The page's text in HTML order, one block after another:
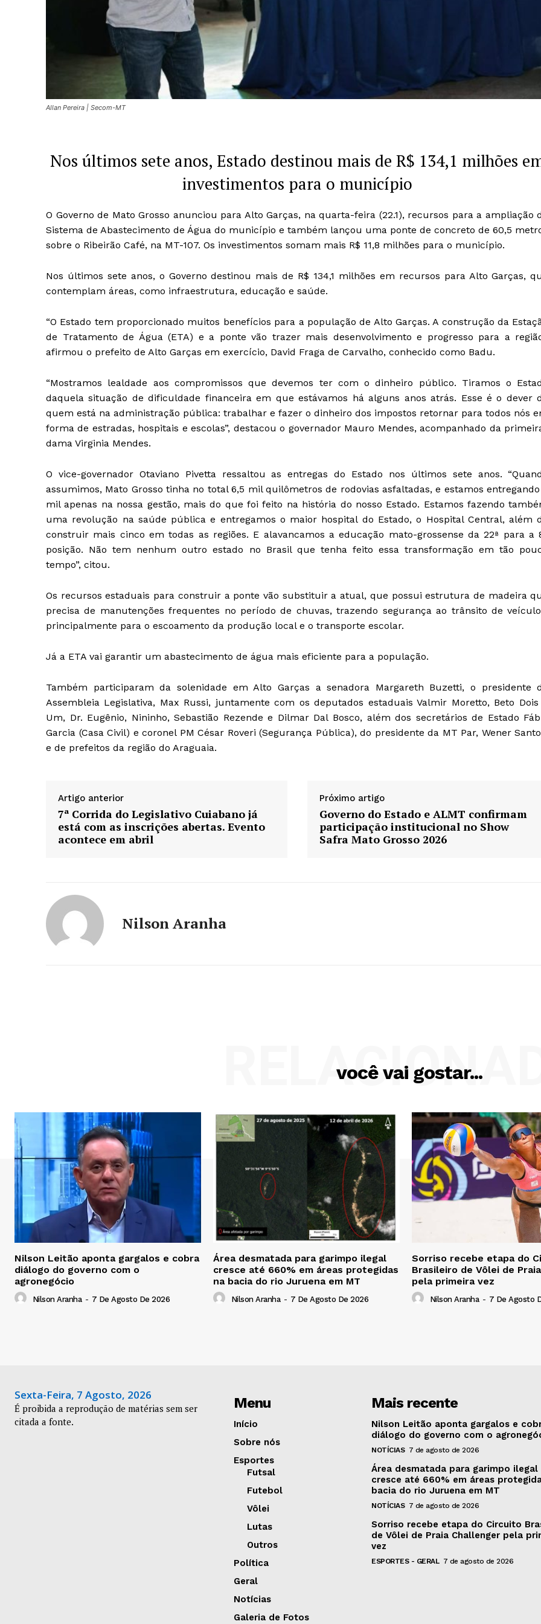
Allan Pereira | Secom-MT
Nos últimos sete anos, Estado destinou mais de R$ 134,1 milhões
investimentos para o município
O Governo de Mato Grosso anunciou para Alto Garças, na quarta-feira (22.1), recursos para a ampliação
Sistema de Abastecimento de Água do município e também lançou uma ponte de concreto de 60,5
sobre o Ribeirão Café, na MT-107. Os investimentos somam mais R$ 11,8 milhões para o município.
Nos últimos sete anos, o Governo destinou mais de R$ 134,1 milhões em recursos para Alto Garças,
contemplam áreas, como infraestrutura, educação e saúde.
“O Estado tem proporcionado muitos benefícios para a população de Alto Garças. A construção da
de Tratamento de Água (ETA) e a ponte vão trazer mais desenvolvimento e progresso para a
afirmou o prefeito de Alto Garças em exercício, David Fraga de Carvalho, conhecido como Badu.
“Mostramos lealdade aos compromissos que devemos ter com o dinheiro público. Tiramos o
daquela situação de dificuldade financeira em que estávamos há alguns anos atrás. Esse é o dever
quem está na administração pública: trabalhar e fazer o dinheiro dos impostos retornar para todos nós
forma de estradas, hospitais e escolas”, destacou o governador Mauro Mendes, acompanhado da
dama Virginia Mendes.
O vice-governador Otaviano Pivetta ressaltou as entregas do Estado nos últimos sete anos.
assumimos, Mato Grosso tinha no total 6,5 mil quilômetros de rodovias asfaltadas, e estamos
mil apenas na nossa gestão, mais do que foi feito na história do nosso Estado. Estamos fazendo
uma revolução na saúde pública e entregamos o maior hospital do Estado, o Hospital Central, além
construir mais cinco em todas as regiões. E alavancamos a educação mato-grossense da 22ª para a
posição. Não tem nenhum outro estado no Brasil que tenha feito essa transformação em tão
tempo”, citou.
Os recursos estaduais para construir a ponte vão substituir a atual, que possui estrutura de madeira
precisa de manutenções frequentes no período de chuvas, trazendo segurança ao trânsito de
principalmente para o escoamento da produção local e o transporte escolar.
Já a ETA vai garantir um abastecimento de água mais eficiente para a população.
Também participaram da solenidade em Alto Garças a senadora Margareth Buzetti, o presidente
Assembleia Legislativa, Max Russi, juntamente com os deputados estaduais Valmir Moretto, Beto
Um, Dr. Eugênio, Nininho, Sebastião Rezende e Dilmar Dal Bosco, além dos secretários de Estado
Garcia (Casa Civil) e coronel PM César Roveri (Segurança Pública), do presidente da MT Par, Wener
e de prefeitos da região do Araguaia.
Artigo anterior
7ª Corrida do Legislativo Cuiabano já
está com as inscrições abertas. Evento
acontece em abril
Próximo artigo
Governo do Estado e ALMT confirmam
participação institucional no Show
Safra Mato Grosso 2026
Nilson Aranha
você vai gostar...
Nilson Leitão aponta gargalos e cobra
diálogo do governo com o
agronegócio
Nilson Aranha - 7 De Agosto De 2026
Área desmatada para garimpo ilegal
cresce até 660% em áreas protegidas
na bacia do rio Juruena em MT
Nilson Aranha - 7 De Agosto De 2026
Sorriso recebe etapa do
Brasileiro de Vôlei de
pela primeira vez
Nilson Aranha - 7 De Agosto
Sexta-Feira, 7 Agosto, 2026
É proibida a reprodução de matérias sem ser
citada a fonte.
Menu
Início
Sobre nós
Esportes
Futsal
Futebol
Vôlei
Lutas
Outros
Política
Geral
Notícias
Galeria de Fotos
Mais recente
Nilson Leitão aponta gargalos e
diálogo do governo com o
NOTÍCIAS 7 de agosto de 2026
Área desmatada para garimpo ilegal
cresce até 660% em áreas
bacia do rio Juruena em MT
NOTÍCIAS 7 de agosto de 2026
Sorriso recebe etapa do Circuito
de Vôlei de Praia Challenger pela
vez
ESPORTES - GERAL 7 de agosto de 2026